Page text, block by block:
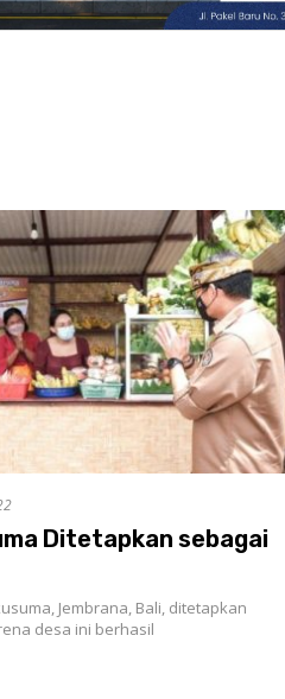
Ditetapkan sebagai
Jembrana, Bali, ditetapkan
desa ini berhasil